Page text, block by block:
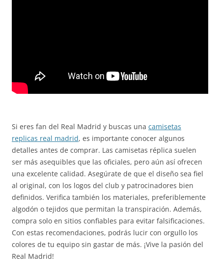
Si eres fan del Real Madrid y buscas una camisetas
replicas real madrid, es importante conocer algunos
detalles antes de comprar. Las camisetas réplica suelen
ser más asequibles que las oficiales, pero aún así ofrecen
una excelente calidad. Asegúrate de que el diseño sea fiel
al original, con los logos del club y patrocinadores bien
definidos. Verifica también los materiales, preferiblemente
algodón o tejidos que permitan la transpiración. Además,
compra solo en sitios confiables para evitar falsificaciones.
Con estas recomendaciones, podrás lucir con orgullo los
colores de tu equipo sin gastar de más. ¡Vive la pasión del
Real Madrid!